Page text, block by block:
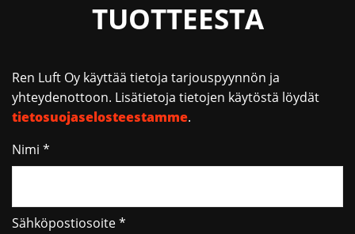
TUOTTEESTA
Ren Luft Oy käyttää tietoja tarjouspyynnön ja
yhteydenottoon. Lisätietoja tietojen käytöstä löydät
tietosuojaselosteestamme.
Nimi *
Sähköpostiosoite *